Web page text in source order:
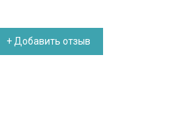
+ Добавить отзыв